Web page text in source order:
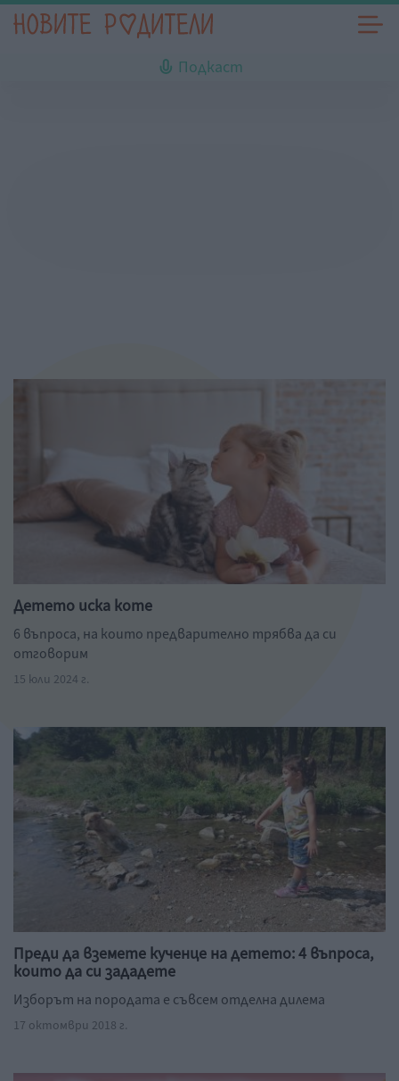
Подкаст
Детето иска коте
6 въпроса, на които предварително трябва да си
отговорим
15 юли 2024 г.
Преди да вземете кученце на детето: 4 въпроса,
които да си зададете
Изборът на породата е съвсем отделна дилема
17 октомври 2018 г.